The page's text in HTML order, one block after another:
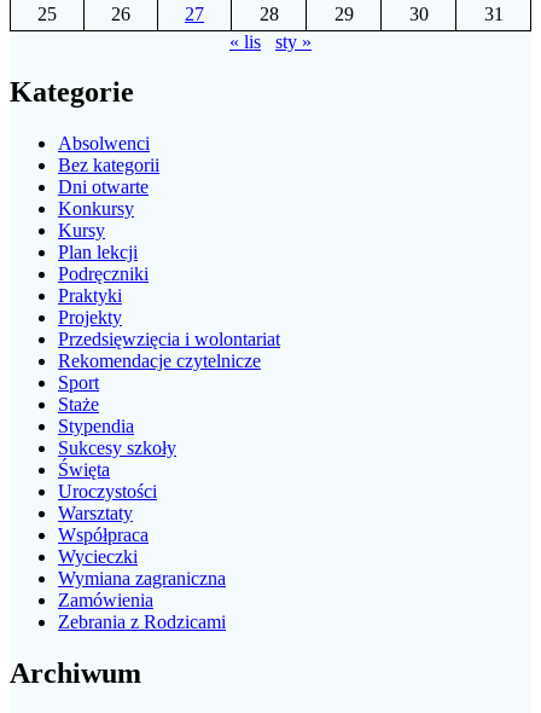
25
26 27 28 29 30
31
« lis
sty »
Kategorie
Absolwenci
Bez kategorii
Dni otwarte
Konkursy
Kursy
Plan lekcji
Podręczniki
Praktyki
Projekty
Przedsięwzięcia i wolontariat
Rekomendacje czytelnicze
Sport
Staże
Stypendia
Sukcesy szkoły
Święta
Uroczystości
Warsztaty
Współpraca
Wycieczki
Wymiana zagraniczna
Zamówienia
Zebrania z Rodzicami
Archiwum